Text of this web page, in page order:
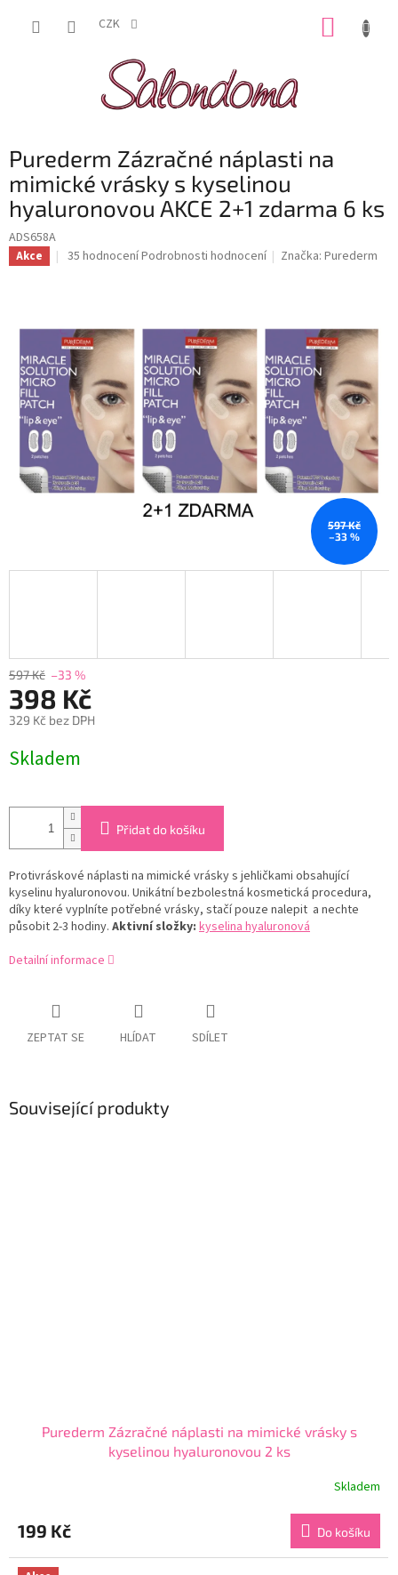
CZK
Purederm Zázračné náplasti na
mimické vrásky s kyselinou
hyaluronovou AKCE 2+1 zdarma 6 ks
ADS658A
Akce
Průměrné
z
5
hvězdiček.
35 hodnoceníPodrobnosti hodnocení Značka:Purederm
597 Kč
–33 %
597 Kč –33 %
398 Kč
329 Kč bez DPH
cena:
Skladem
Přidat do košíku
Protivráskové náplasti na mimické vrásky s jehličkami obsahující
kyselinu hyaluronovou. Unikátní bezbolestná kosmetická procedura,
díky které vyplníte potřebné vrásky, stačí pouze nalepit a nechte
působit 2-3 hodiny. Aktivní složky: kyselina hyaluronová
Detailní informace
ZEPTAT SE HLÍDAT SDÍLET
Související produkty
Purederm Zázračné náplasti na mimické vrásky s
kyselinou hyaluronovou 2 ks
produktu
je
3,8
Skladem
199 Kč Do košíku